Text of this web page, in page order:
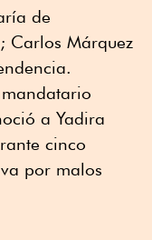
de
Carlos Márquez
a Yadira
cinco
por malos